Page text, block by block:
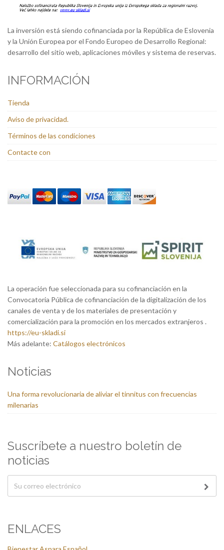
La inversión está siendo cofinanciada por la República de Eslovenia
y la Unión Europea por el Fondo Europeo de Desarrollo Regional:
desarrollo del sitio web, aplicaciones móviles y sistema de reservas.
INFORMACIÓN
Tienda
Aviso de privacidad.
Términos de las condiciones
Contacte con
La operación fue seleccionada para su cofinanciación en la
Convocatoria Pública de cofinanciación de la digitalización de los
canales de venta y de los materiales de presentación y
comercialización para la promoción en los mercados extranjeros .
https://eu-skladi.si
Más adelante: Catálogos electrónicos
Noticias
Una forma revolucionaria de aliviar el tinnitus con frecuencias
milenarias
Suscríbete a nuestro boletín de
noticias
ENLACES